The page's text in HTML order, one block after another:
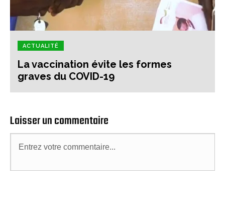
ACTUALITÉ
La vaccination évite les formes
graves du COVID-19
Laisser un commentaire